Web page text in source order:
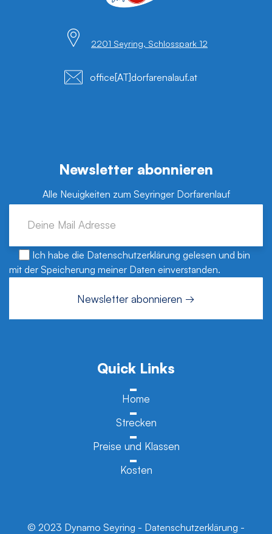
2201 Seyring, Schlosspark 12
office[AT]dorfarenalauf.at
Newsletter abonnieren
Alle Neuigkeiten zum Seyringer Dorfarenlauf
Ich habe die Datenschutzerklärung gelesen und bin
mit der Speicherung meiner Daten einverstanden.
Quick Links
Home
Strecken
Preise und Klassen
Kosten
© 2023 Dynamo Seyring - Datenschutzerklärung -